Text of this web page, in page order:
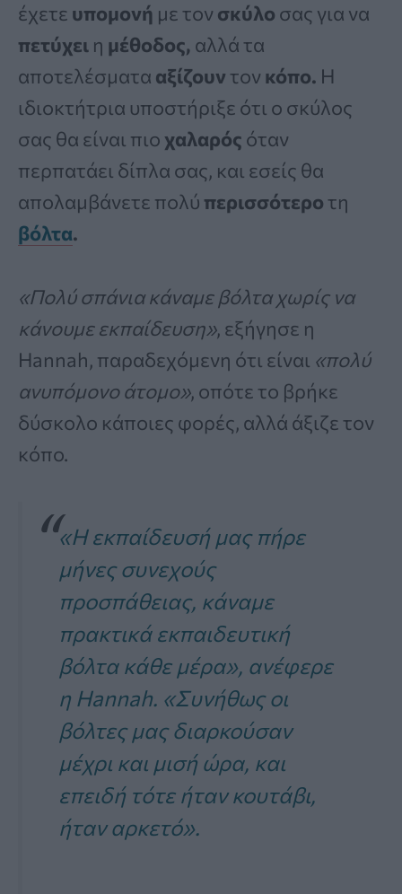
έχετε υπομονή με τον σκύλο σας για να
πετύχει η μέθοδος, αλλά τα
αποτελέσματα αξίζουν τον κόπο. Η
ιδιοκτήτρια υποστήριξε ότι ο σκύλος
σας θα είναι πιο χαλαρός όταν
περπατάει δίπλα σας, και εσείς θα
απολαμβάνετε πολύ περισσότερο τη
βόλτα.
«Πολύ σπάνια κάναμε βόλτα χωρίς να
κάνουμε εκπαίδευση», εξήγησε η
Hannah, παραδεχόμενη ότι είναι «πολύ
ανυπόμονο άτομο», οπότε το βρήκε
δύσκολο κάποιες φορές, αλλά άξιζε τον
κόπο.
«Η εκπαίδευσή μας πήρε
μήνες συνεχούς
προσπάθειας, κάναμε
πρακτικά εκπαιδευτική
βόλτα κάθε μέρα», ανέφερε
η Hannah. «Συνήθως οι
βόλτες μας διαρκούσαν
μέχρι και μισή ώρα, και
επειδή τότε ήταν κουτάβι,
ήταν αρκετό».